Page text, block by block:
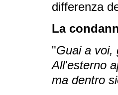
differenza
La
"Guai a voi,
All'esterno
ma dentro